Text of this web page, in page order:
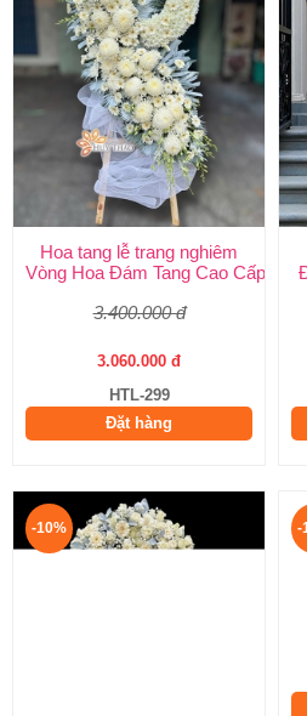
Hoa tang lễ trang nghiêm
Vòng Hoa Đám Tang Cao Cấp |
3.400.000 đ
3.060.000 đ
HTL-299
Đặt hàng
-10% -